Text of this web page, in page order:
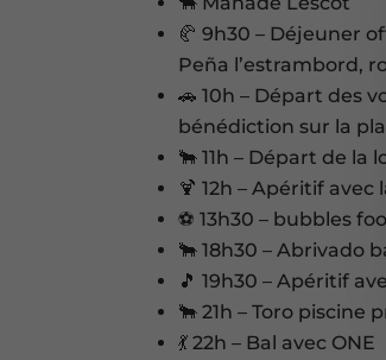
🥐 9h30 – Déjeuner
Peña l’estrambord,
🚗 10h – Départ des
bénédiction sur la
🐂 11h – Départ de la
🍹 12h – Apéritif
⚽ 13h30 – bubbles
🐂 18h30 – Abrivado
🎵 19h30 – Apéritif
🐂 21h – Toro piscine
💃 22h – Bal avec ONE